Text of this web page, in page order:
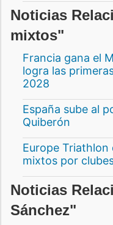
Noticias
mixtos"
Francia gana el
logra las
2028
España sube al
Quiberón
Europe Triathlon
mixtos por
Noticias
Sánchez"